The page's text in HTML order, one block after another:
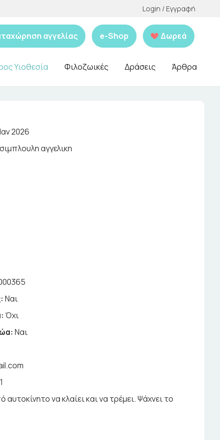
Login / Εγγραφή
αγγελίας e-Shop Δωρεά
Υιοθεσία Φιλοζωικές Δράσεις Άρθρα
2026
αγγελικη
Ναι
Όχι
Ναι
να κλαίει και να τρέμει. Ψάχνει το